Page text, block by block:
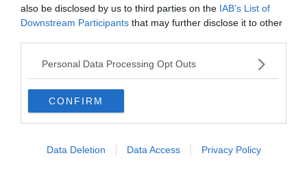
also be disclosed by us to third parties on the IAB’s List of
Downstream Participants that may further disclose it to other
Personal Data Processing Opt Outs
CONFIRM
Data Deletion Data Access Privacy Policy
0%
Melyik határátkelőnél
hagyta el az országot az
utolsó szovjet katona?
Röszke